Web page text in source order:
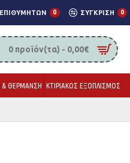
0 ΣΎΓΚΡΙΣΗ 0
0 προϊόν(τα) - 0,00€
ΘΕΡΜΑΝΣΗ ΚΤΙΡΙΑΚΟΣ ΕΞΟΠΛΙΣΜΟΣ